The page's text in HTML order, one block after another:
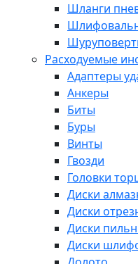
Шланги
Расходуемые
Адаптеры
Анкеры
Биты
Буры
Винты
Гвозди
Головки
Диски
Диски
Диски
Диски